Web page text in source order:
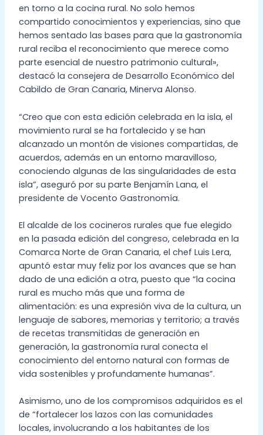
en torno a la cocina rural. No solo hemos
compartido conocimientos y experiencias, sino que
hemos sentado las bases para que la gastronomía
rural reciba el reconocimiento que merece como
parte esencial de nuestro patrimonio cultural»,
destacó la consejera de Desarrollo Económico del
Cabildo de Gran Canaria, Minerva Alonso.
“Creo que con esta edición celebrada en la isla, el
movimiento rural se ha fortalecido y se han
alcanzado un montón de visiones compartidas, de
acuerdos, además en un entorno maravilloso,
conociendo algunas de las singularidades de esta
isla”, aseguró por su parte Benjamín Lana, el
presidente de Vocento Gastronomía.
El alcalde de los cocineros rurales que fue elegido
en la pasada edición del congreso, celebrada en la
Comarca Norte de Gran Canaria, el chef Luis Lera,
apuntó estar muy feliz por los avances que se han
dado de una edición a otra, puesto que “la cocina
rural es mucho más que una forma de
alimentación: es una expresión viva de la cultura, un
lenguaje de sabores, memorias y territorio; a través
de recetas transmitidas de generación en
generación, la gastronomía rural conecta el
conocimiento del entorno natural con formas de
vida sostenibles y profundamente humanas”.
Asimismo, uno de los compromisos adquiridos es el
de “fortalecer los lazos con las comunidades
locales, involucrando a los habitantes de los